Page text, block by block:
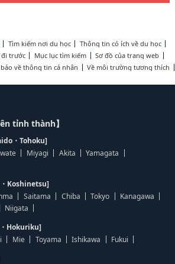
Tìm kiếm nơi du học
Thông tin có ích về du học
đi trước
Mục lục tìm kiếm
Sơ đồ của trang web
về thông tin cá nhân Về môi trường tương thích
tỉnh thành】
・Tohoku]
Miyagi Akita
Yamagata
Koshinetsu]
Saitama Chiba Tokyo
Kanagawa
Niigata
Hokuriku]
Mie Toyama Ishikawa
Fukui